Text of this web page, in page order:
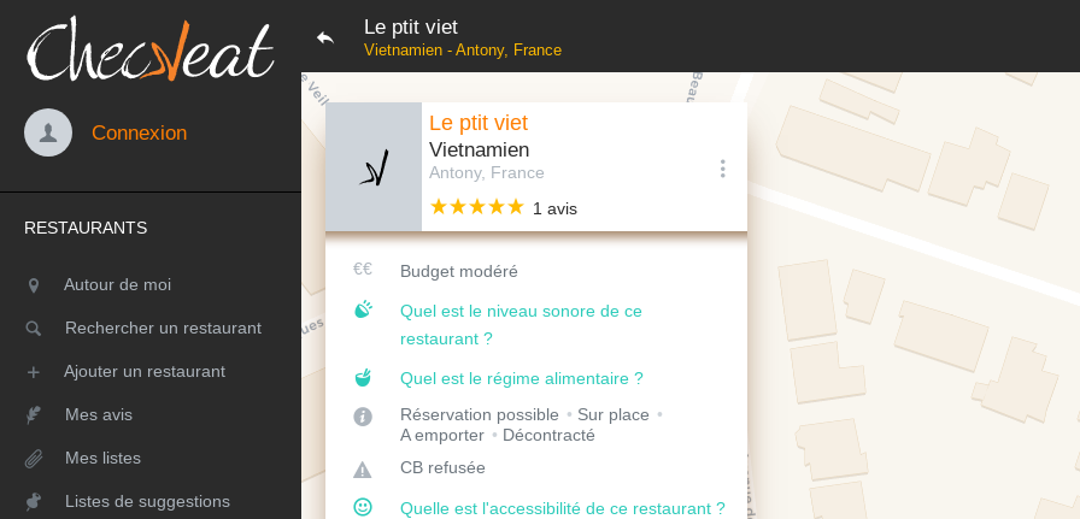
Le ptit viet
Vietnamien - Antony, France
Connexion
RESTAURANTS
Autour de moi
Rechercher un restaurant
Ajouter un restaurant
Mes avis
Mes listes
Listes de suggestions
Le ptit viet
Vietnamien
Antony, France
1 avis
Budget modéré
Quel est le niveau sonore de ce
restaurant ?
Quel est le régime alimentaire ?
Réservation possible
Sur place
A emporter
Décontracté
CB refusée
Quelle est l'accessibilité de ce restaurant ?